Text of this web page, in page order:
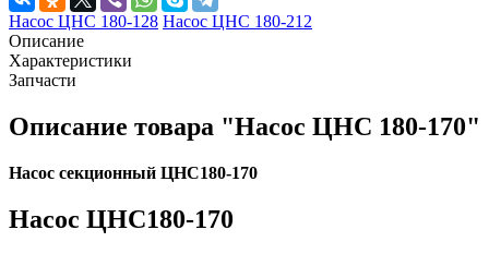
Насос ЦНС 180-128 Насос ЦНС 180-212
Описание
Характеристики
Запчасти
Описание товара "Насос ЦНС 180-170"
Насос секционный ЦНС180-170
Насос ЦНС180-170